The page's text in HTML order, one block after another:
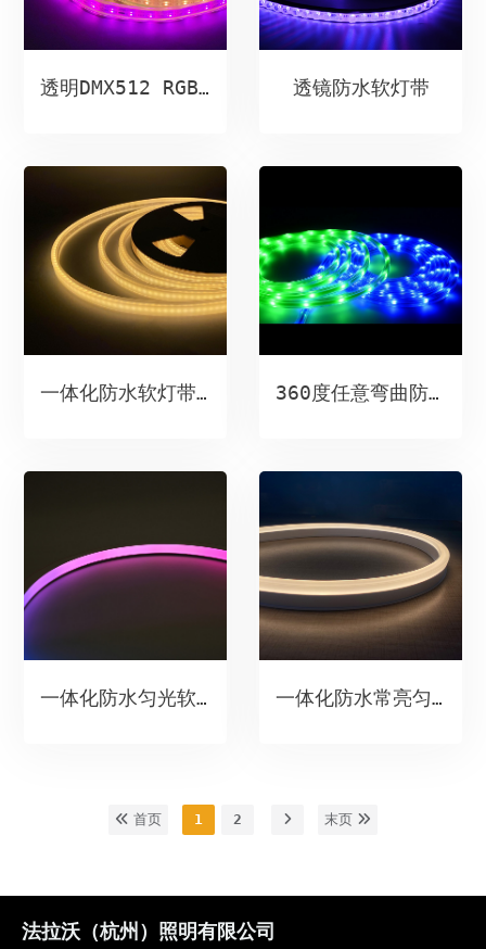
透明DMX512 RGBW软灯带 透镜防水软灯带
一体化防水软灯带（常亮雾面） 360度任意弯曲防水软灯带
一体化防水匀光软灯带(正弯匀光) 一体化防水常亮匀光软灯带(三面发光)
首页 1 2 末页
法拉沃（杭州）照明有限公司